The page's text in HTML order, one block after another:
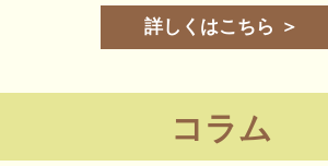
詳しくはこちら ＞
コラム